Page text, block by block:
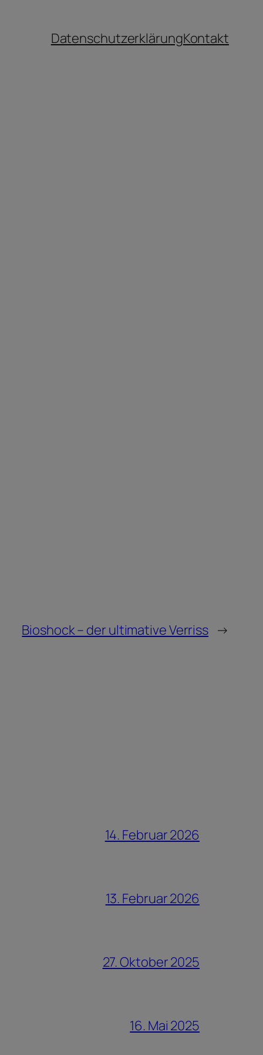
DatenschutzerklärungKontakt
Bioshock – der ultimative Verriss →
14. Februar 2026
13. Februar 2026
27. Oktober 2025
16. Mai 2025